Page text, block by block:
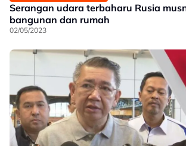
Serangan udara terbaharu Rusia
bangunan dan rumah
02/05/2023